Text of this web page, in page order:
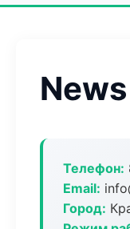
Телефон:
Email:
Город: